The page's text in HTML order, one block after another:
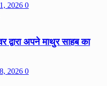
2026 0
अपने माथुर साहब का
2026 0